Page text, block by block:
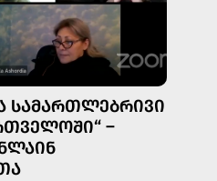
ᲡᲐᲛᲐᲠᲗᲚᲔᲑᲠᲘᲕᲘ
–